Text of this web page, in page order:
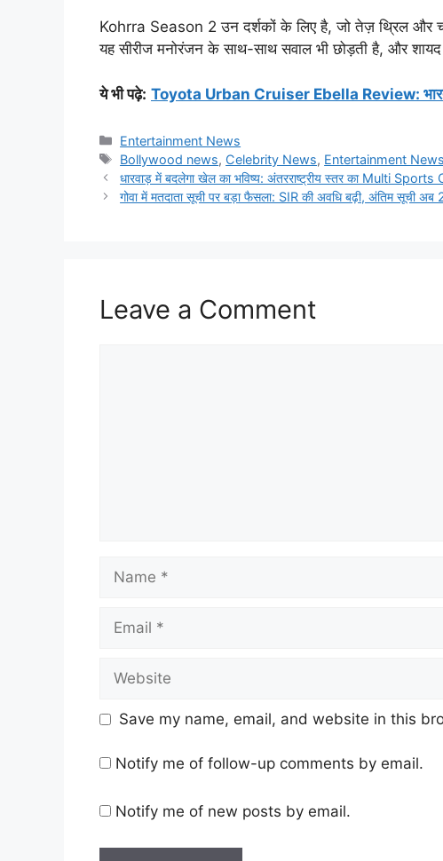
Kohrra Season 2 उन दर्शकों के लिए है, जो तेज़ थ्रिल और
यह सीरीज मनोरंजन के साथ-साथ सवाल भी छोड़ती है, और
ये भी पढ़े: Toyota Urban Cruiser Ebella Review: भारत
Categories
Entertainment News
Tags
Bollywood news, Celebrity News, Entertainment News
धारवाड़ में बदलेगा खेल का भविष्य: अंतरराष्ट्रीय स्तर का Multi Sports
गोवा में मतदाता सूची पर बड़ा फैसला: SIR की अवधि बढ़ी, अंतिम सूची अब
Leave a Comment
Save my name, email, and website in this
Notify me of follow-up comments by email.
Notify me of new posts by email.